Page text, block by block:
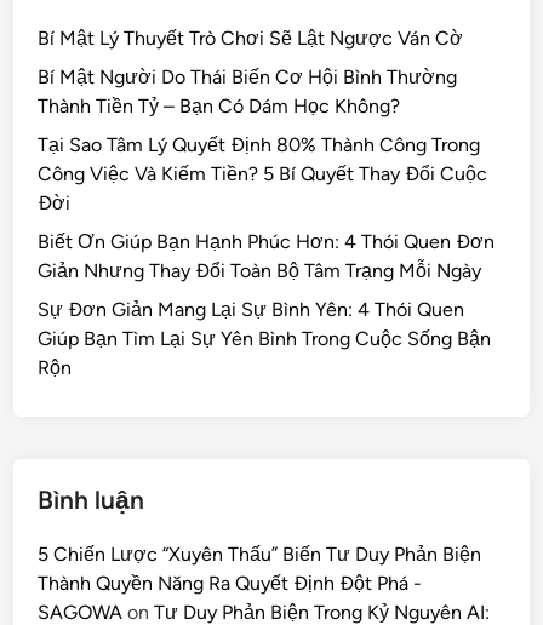
Bí Mật Lý Thuyết Trò Chơi Sẽ Lật Ngược Ván Cờ
Bí Mật Người Do Thái Biến Cơ Hội Bình Thường
Thành Tiền Tỷ – Bạn Có Dám Học Không?
Tại Sao Tâm Lý Quyết Định 80% Thành Công Trong
Công Việc Và Kiếm Tiền? 5 Bí Quyết Thay Đổi Cuộc
Đời
Biết Ơn Giúp Bạn Hạnh Phúc Hơn: 4 Thói Quen Đơn
Giản Nhưng Thay Đổi Toàn Bộ Tâm Trạng Mỗi Ngày
Sự Đơn Giản Mang Lại Sự Bình Yên: 4 Thói Quen
Giúp Bạn Tìm Lại Sự Yên Bình Trong Cuộc Sống Bận
Rộn
Bình luận
5 Chiến Lược “Xuyên Thấu” Biến Tư Duy Phản Biện
Thành Quyền Năng Ra Quyết Định Đột Phá -
SAGOWA onTư Duy Phản Biện Trong Kỷ Nguyên AI: